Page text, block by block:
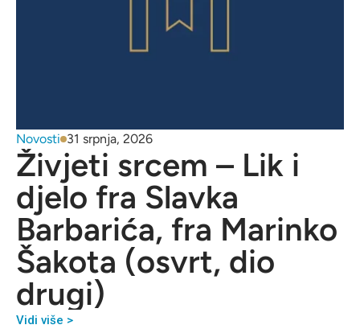
Novosti 31 srpnja, 2026
Živjeti srcem – Lik i
djelo fra Slavka
Barbarića, fra Marinko
Šakota (osvrt, dio
drugi)
Vidi više >